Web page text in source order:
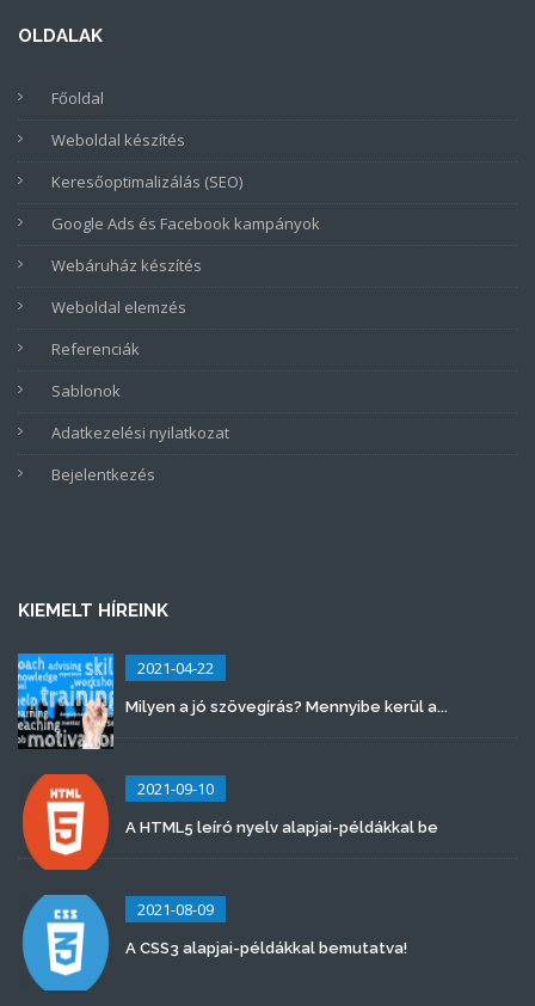
OLDALAK
Főoldal
Weboldal készítés
Keresőoptimalizálás (SEO)
Google Ads és Facebook kampányok
Webáruház készítés
Weboldal elemzés
Referenciák
Sablonok
Adatkezelési nyilatkozat
Bejelentkezés
KIEMELT HÍREINK
2021-04-22
Milyen a jó szövegírás? Mennyibe kerül a...
2021-09-10
A HTML5 leíró nyelv alapjai-példákkal be
2021-08-09
A CSS3 alapjai-példákkal bemutatva!